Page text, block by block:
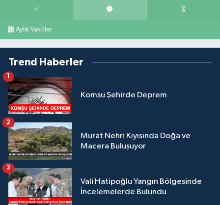
Aylık Vakitler
Trend Haberler
Komşu Şehirde Deprem
1
Murat Nehri Kıyısında Doğa ve
Macera Buluşuyor
2
Vali Hatipoğlu Yangın Bölgesinde
İncelemelerde Bulundu
3